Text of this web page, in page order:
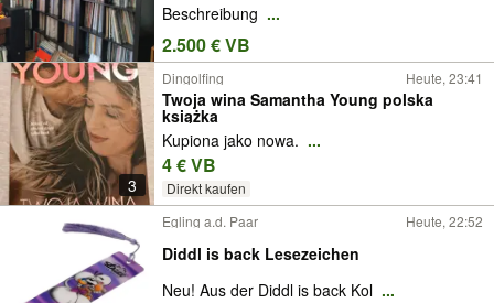
Anzeige aufgeben
Beschreibung ...
2.500 € VB
3
Dingolfing Heute, 23:41
Twoja wina Samantha Young polska
książka
Kupiona jako nowa. ...
4 € VB
Direkt kaufen
Egling a.d. Paar
Heute, 22:52
Diddl is back Lesezeichen
Neu! Aus der Diddl is back Kol ...